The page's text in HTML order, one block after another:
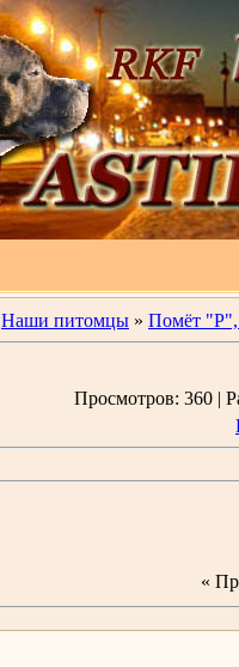
Наши питомцы » Помёт "Р",
Просмотров: 360 |
«